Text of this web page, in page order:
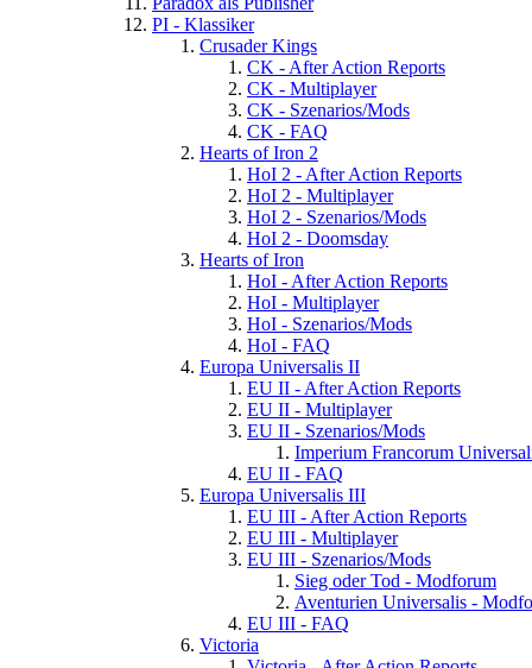
PI - Klassiker
Crusader Kings
CK - After Action Reports
CK - Multiplayer
CK - Szenarios/Mods
CK - FAQ
Hearts of Iron 2
HoI 2 - After Action Reports
HoI 2 - Multiplayer
HoI 2 - Szenarios/Mods
HoI 2 - Doomsday
Hearts of Iron
HoI - After Action Reports
HoI - Multiplayer
HoI - Szenarios/Mods
HoI - FAQ
Europa Universalis II
EU II - After Action Reports
EU II - Multiplayer
EU II - Szenarios/Mods
Imperium Francorum
EU II - FAQ
Europa Universalis III
EU III - After Action Reports
EU III - Multiplayer
EU III - Szenarios/Mods
Sieg oder Tod - Modforum
Aventurien Universalis -
EU III - FAQ
Victoria